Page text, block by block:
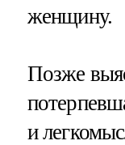
женщину.
Позже
и